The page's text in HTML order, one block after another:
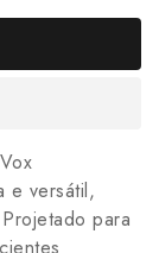
e versátil,
para